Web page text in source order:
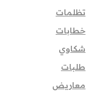
تظلمات
خطابات
شكاوي
طلبات
معاريض